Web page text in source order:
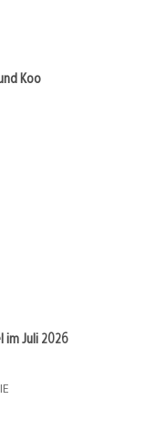
Koo
im Juli 2026